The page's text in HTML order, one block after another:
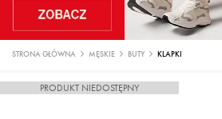
STRONA GŁÓWNA MĘSKIE BUTY KLAPKI
PRODUKT NIEDOSTĘPNY